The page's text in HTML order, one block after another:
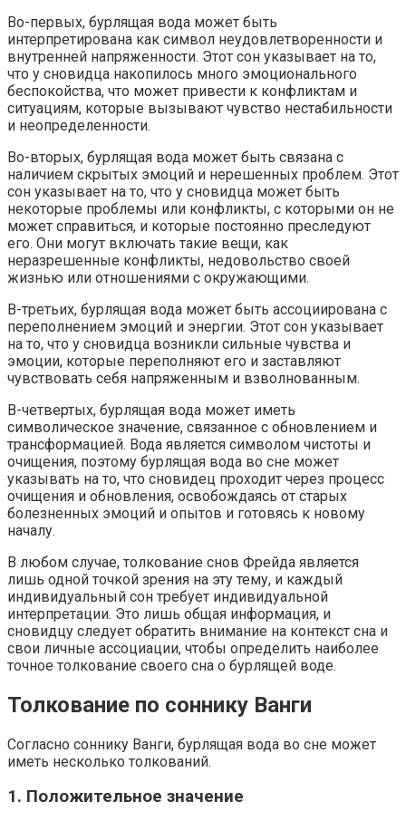
Во-первых, бурлящая вода может быть
интерпретирована как символ неудовлетворенности и
внутренней напряженности. Этот сон указывает на то,
что у сновидца накопилось много эмоционального
беспокойства, что может привести к конфликтам и
ситуациям, которые вызывают чувство нестабильности
и неопределенности.
Во-вторых, бурлящая вода может быть связана с
наличием скрытых эмоций и нерешенных проблем. Этот
сон указывает на то, что у сновидца может быть
некоторые проблемы или конфликты, с которыми он не
может справиться, и которые постоянно преследуют
его. Они могут включать такие вещи, как
неразрешенные конфликты, недовольство своей
жизнью или отношениями с окружающими.
В-третьих, бурлящая вода может быть ассоциирована с
переполнением эмоций и энергии. Этот сон указывает
на то, что у сновидца возникли сильные чувства и
эмоции, которые переполняют его и заставляют
чувствовать себя напряженным и взволнованным.
В-четвертых, бурлящая вода может иметь
символическое значение, связанное с обновлением и
трансформацией. Вода является символом чистоты и
очищения, поэтому бурлящая вода во сне может
указывать на то, что сновидец проходит через процесс
очищения и обновления, освобождаясь от старых
болезненных эмоций и опытов и готовясь к новому
началу.
В любом случае, толкование снов Фрейда является
лишь одной точкой зрения на эту тему, и каждый
индивидуальный сон требует индивидуальной
интерпретации. Это лишь общая информация, и
сновидцу следует обратить внимание на контекст сна и
свои личные ассоциации, чтобы определить наиболее
точное толкование своего сна о бурлящей воде.
Толкование по соннику Ванги
Согласно соннику Ванги, бурлящая вода во сне может
иметь несколько толкований.
1. Положительное значение